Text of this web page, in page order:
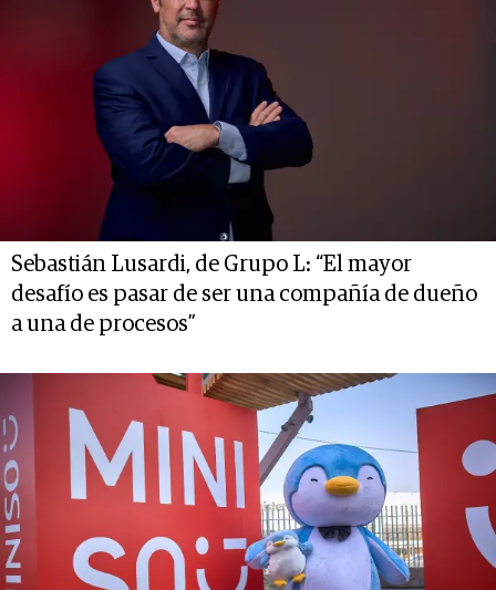
Sebastián Lusardi, de Grupo L: “El mayor
desafío es pasar de ser una compañía de dueño
a una de procesos”